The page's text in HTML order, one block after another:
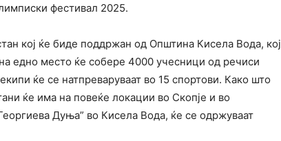
фестивал 2025.
кој ќе биде поддржан од Општина Кисела Вода, кој
едно место ќе собере 4000 учесници од речиси
ќе се натпреваруваат во 15 спортови. Како што
ќе има на повеќе локации во Скопје и во
Дуња” во Кисела Вода, ќе се одржуваат